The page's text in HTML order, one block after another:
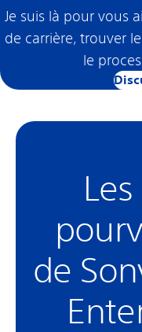
Je suis là pour vous
de carrière, trouver
le
de